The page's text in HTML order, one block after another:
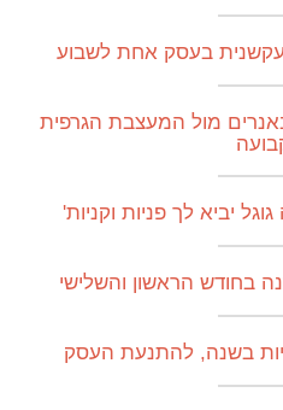
הבאנרים מול המעצבת הגרפית
יביא לך פניות וקניות'
בחודש הראשון והשלישי